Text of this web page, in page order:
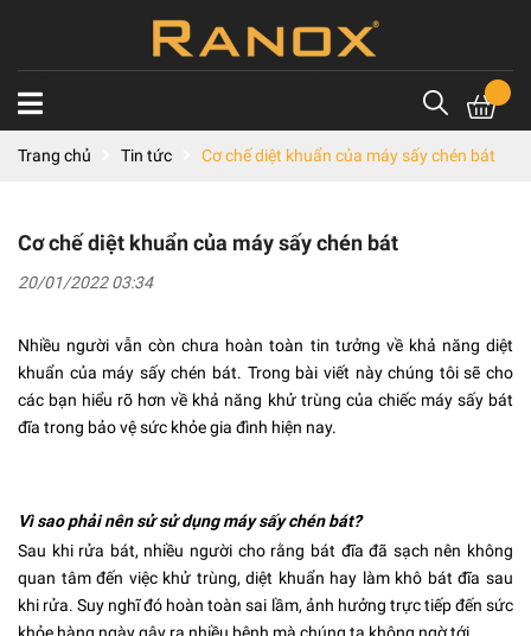
Trang chủ Tin tức Cơ chế diệt khuẩn của máy sấy chén bát
Cơ chế diệt khuẩn của máy sấy chén bát
20/01/2022 03:34
Nhiều người vẫn còn chưa hoàn toàn tin tưởng về khả năng diệt
khuẩn của máy sấy chén bát. Trong bài viết này chúng tôi sẽ cho
các bạn hiểu rõ hơn về khả năng khử trùng của chiếc máy sấy bát
đĩa trong bảo vệ sức khỏe gia đình hiện nay.
Vì sao phải nên sử sử dụng máy sấy chén bát?
Sau khi rửa bát, nhiều người cho rằng bát đĩa đã sạch nên không
quan tâm đến việc khử trùng, diệt khuẩn hay làm khô bát đĩa sau
khi rửa. Suy nghĩ đó hoàn toàn sai lầm, ảnh hưởng trực tiếp đến sức